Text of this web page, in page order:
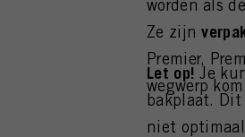
worden als
Ze zijn
Premier,
wegwerp
Let op! Je
bakplaat.
niet